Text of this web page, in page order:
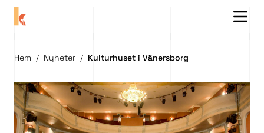
Hem / Nyheter / Kulturhuset i Vänersborg